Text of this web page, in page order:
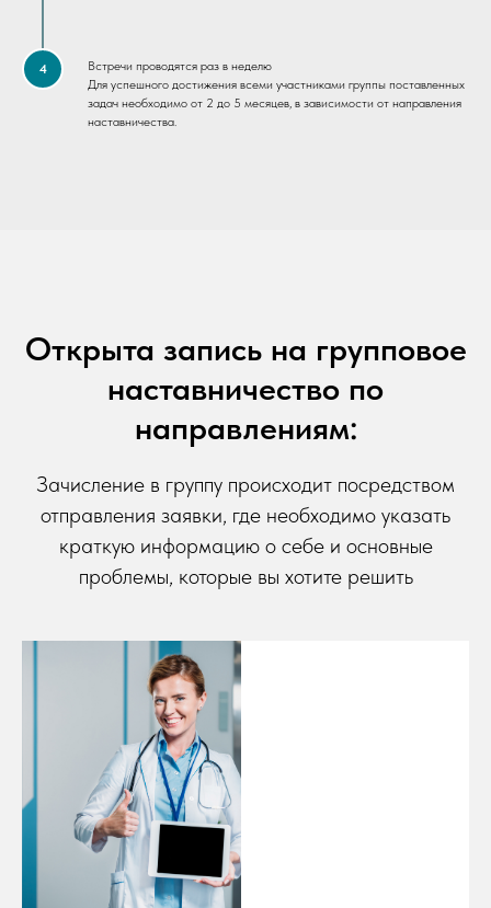
4
Встречи проводятся раз в неделю
Для успешного достижения всеми участниками группы поставленных
задач необходимо от 2 до 5 месяцев, в зависимости от направления
наставничества.
Открыта запись на групповое
наставничество по
направлениям:
Зачисление в группу происходит посредством
отправления заявки, где необходимо указать
краткую информацию о себе и основные
проблемы, которые вы хотите решить